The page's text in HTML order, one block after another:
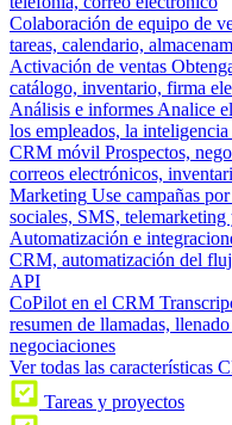
Colaboración de equipo de
tareas, calendario,
Activación de ventas
catálogo, inventario, firma
Análisis e informes Analice
los empleados, la
CRM móvil Prospectos,
correos electrónicos,
Marketing Use campañas
sociales, SMS, telemarketing
Automatización e
CRM, automatización del
API
CoPilot en el CRM
resumen de llamadas,
negociaciones
Ver todas las características
Tareas y proyectos